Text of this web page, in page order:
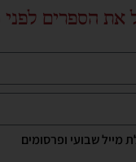
את הספרים לפני
מייל שבועי ופרסומים